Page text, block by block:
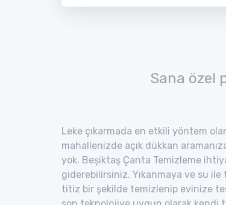
Sana özel
Leke çıkarmada en etkili yöntem
mahallenizde açık dükkan
yok. Beşiktaş Çanta Temizleme
giderebilirsiniz. Yıkanmaya ve su
titiz bir şekilde temizlenip evinize